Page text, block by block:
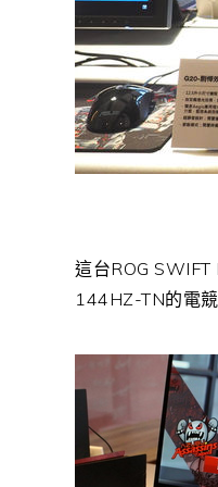
這台ROG
144HZ-TN的電